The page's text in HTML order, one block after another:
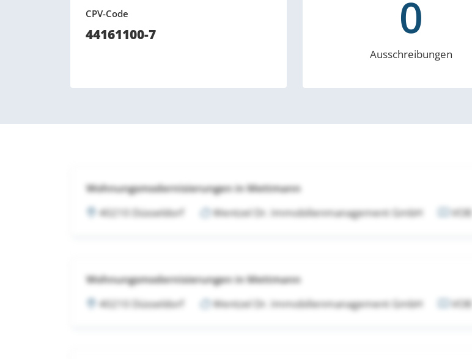
CPV-Code
44161100-7 0
Ausschreibungen
Wohnungsmodernisierungen in Mettmann
40210 Düsseldorf
Wentzel Dr. Immobilienmanagement GmbH VOB
Wohnungsmodernisierungen in Mettmann
40210 Düsseldorf
Wentzel Dr. Immobilienmanagement GmbH VOB